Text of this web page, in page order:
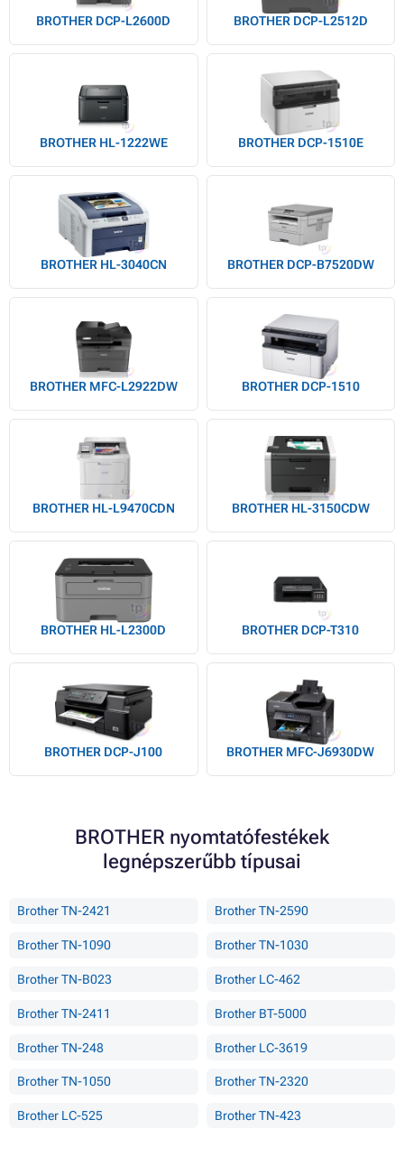
BROTHER DCP-L2600D BROTHER DCP-L2512D
BROTHER HL-1222WE BROTHER DCP-1510E
BROTHER HL-3040CN BROTHER DCP-B7520DW
BROTHER MFC-L2922DW BROTHER DCP-1510
BROTHER HL-L9470CDN BROTHER HL-3150CDW
BROTHER HL-L2300D BROTHER DCP-T310
BROTHER DCP-J100 BROTHER MFC-J6930DW
BROTHER nyomtatófestékek
legnépszerűbb típusai
Brother TN-2421 Brother TN-2590
Brother TN-1090 Brother TN-1030
Brother TN-B023 Brother LC-462
Brother TN-2411 Brother BT-5000
Brother TN-248 Brother LC-3619
Brother TN-1050 Brother TN-2320
Brother LC-525 Brother TN-423